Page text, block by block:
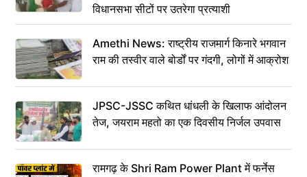
विधानसभा सीटों पर उतरेगा प्रत्याशी
Amethi News: राष्ट्रीय राजमार्ग किनारे भगवान
राम की तस्वीर वाले बोर्डों पर गंदगी, लोगों में आक्रोश
JPSC-JSSC कथित धांधली के खिलाफ आंदोलन
तेज, जयराम महतो का एक दिवसीय निर्जल उपवास
रामगढ़ के Shri Ram Power Plant में फर्नेस